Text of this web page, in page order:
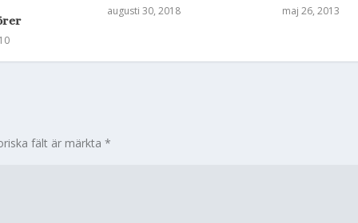
augusti 30, 2018 maj 26, 2013
fält är märkta*